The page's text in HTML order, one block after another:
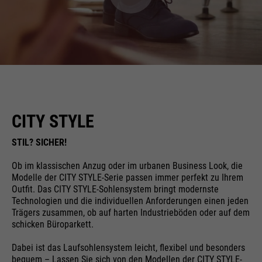
CITY STYLE
STIL? SICHER!
Ob im klassischen Anzug oder im urbanen Business Look, die
Modelle der CITY STYLE-Serie passen immer perfekt zu Ihrem
Outfit. Das CITY STYLE-Sohlensystem bringt modernste
Technologien und die individuellen Anforderungen einen jeden
Trägers zusammen, ob auf harten Industrieböden oder auf dem
schicken Büroparkett.
Dabei ist das Laufsohlensystem leicht, flexibel und besonders
bequem – Lassen Sie sich von den Modellen der CITY STYLE-